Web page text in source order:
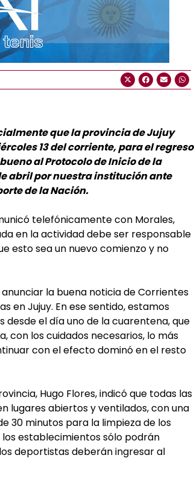
que la provincia de Jujuy
13 del corriente, para el regreso
al Protocolo de Inicio de la
abril por nuestra institución ante
de la Nación.
telefónicamente con Morales,
en la actividad debe ser responsable
esto sea un nuevo comienzo y no
la buena noticia de Corrientes
en Jujuy. En ese sentido, estamos
el día uno de la cuarentena, que
con los cuidados necesarios, lo más
con el efecto dominó en el resto
Hugo Flores, indicó que todas las
lugares abiertos y ventilados, con una
30 minutos para la limpieza de los
los establecimientos sólo podrán
deportistas deberán ingresar al